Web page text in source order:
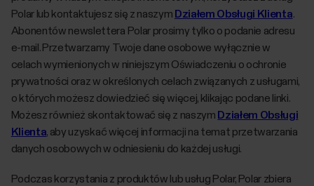
Polar lub kontaktujesz się z naszym Działem Obsługi Klienta.
Abonentów newslettera Polar prosimy tylko o podanie adresu
e-mail. Przetwarzamy Twoje dane osobowe wyłącznie w
celach wymienionych w niniejszym Oświadczeniu o ochronie
prywatności oraz w określonych celach związanych z usługami,
o których możesz dowiedzieć się więcej, klikając podane linki.
Możesz również skontaktować się z naszym Działem Obsługi
Klienta, aby uzyskać więcej informacji na temat przetwarzania
danych osobowych w odniesieniu do każdej usługi.
Podczas korzystania z produktów lub usług Polar, Polar zbiera